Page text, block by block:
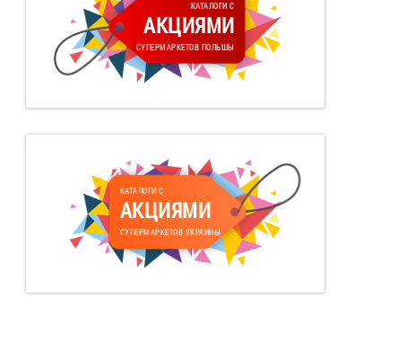
КАТАЛОГИ С
АКЦИЯМИ
СУПЕРМАРКЕТОВ ПОЛЬШЫ
КАТАЛОГИ С
АКЦИЯМИ
СУПЕРМАРКЕТОВ УКРАИНЫ